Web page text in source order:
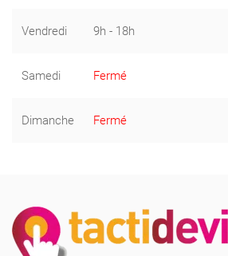
Vendredi 9h - 18h
Samedi Fermé
Dimanche Fermé